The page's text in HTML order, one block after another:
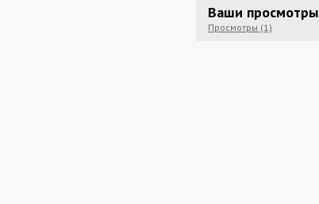
Ваши просмотры
Просмотры (1)